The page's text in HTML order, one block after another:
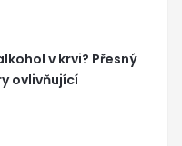
v krvi? Přesný
ovlivňující